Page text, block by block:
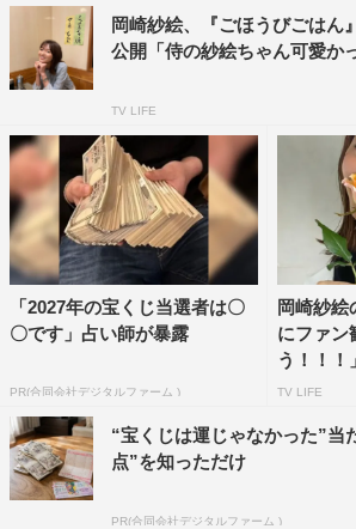
岡崎紗絵、『ごほうびごはん
公開「侍の紗絵ちゃん可愛か
TV LIFE
「2027年の宝くじ当選者は〇
〇です」占い師が暴露
PR(合同会社デジタルファーム )
岡崎紗絵
にファン
う！！！
TV LIFE
“宝くじは運じゃなかった”当
点”を知っただけ
PR(合同会社デジタルファーム )